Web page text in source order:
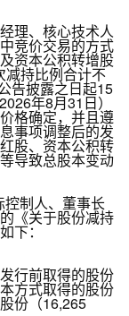
理、核心技术人
竞价交易的方式
资本公积转增股
减持比例合计不
告披露之日起15
年8月31日）
格确定，并且遵
事项调整后的发
股、资本公积转
导致总股本变动
制人、董事长
《关于股份减持
下：
行前取得的股份
方式取得的股份
份（16,265